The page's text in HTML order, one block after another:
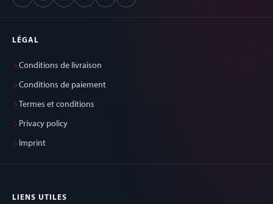
LÉGAL
Conditions de livraison
Conditions de paiement
Termes et conditions
Privacy policy
Imprint
LIENS UTILES